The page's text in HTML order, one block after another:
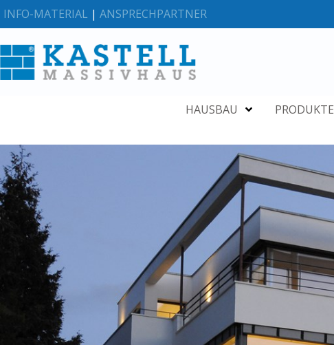
INFO-MATERIAL | ANSPRECHPARTNER
HAUSBAU PRODUKTE